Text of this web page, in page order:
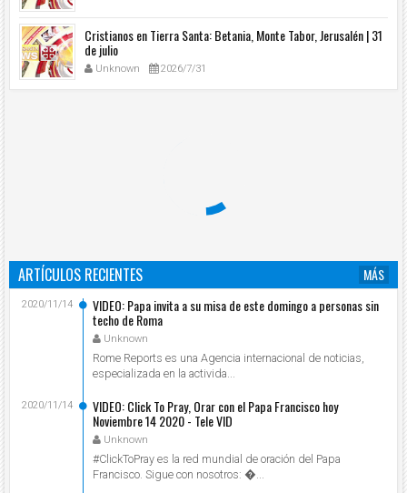
Cristianos en Tierra Santa: Betania, Monte Tabor, Jerusalén | 31
de julio
Unknown 2026/7/31
ARTÍCULOS RECIENTES
MÁS
VIDEO: Papa invita a su misa de este domingo a personas sin
techo de Roma
Unknown
2020/11/14
Rome Reports es una Agencia internacional de noticias,
especializada en la activida...
VIDEO: Click To Pray, Orar con el Papa Francisco hoy
Noviembre 14 2020 - Tele VID
Unknown
2020/11/14
#ClickToPray es la red mundial de oración del Papa
Francisco. Sigue con nosotros: ...